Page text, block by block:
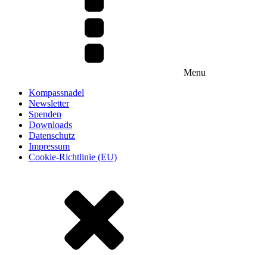
Menu
Kompassnadel
Newsletter
Spenden
Downloads
Datenschutz
Impressum
Cookie-Richtlinie (EU)